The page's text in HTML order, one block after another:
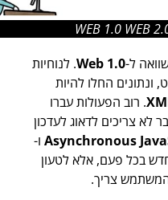
WEB 1.0 WEB
ל-Web 1.0. לנוחיות
החלו להיות
. רוב הפעולות עברו
צריכים לדאוג לעדכון
Asynchronousו-
פעם, אלא לטעון
צריך.